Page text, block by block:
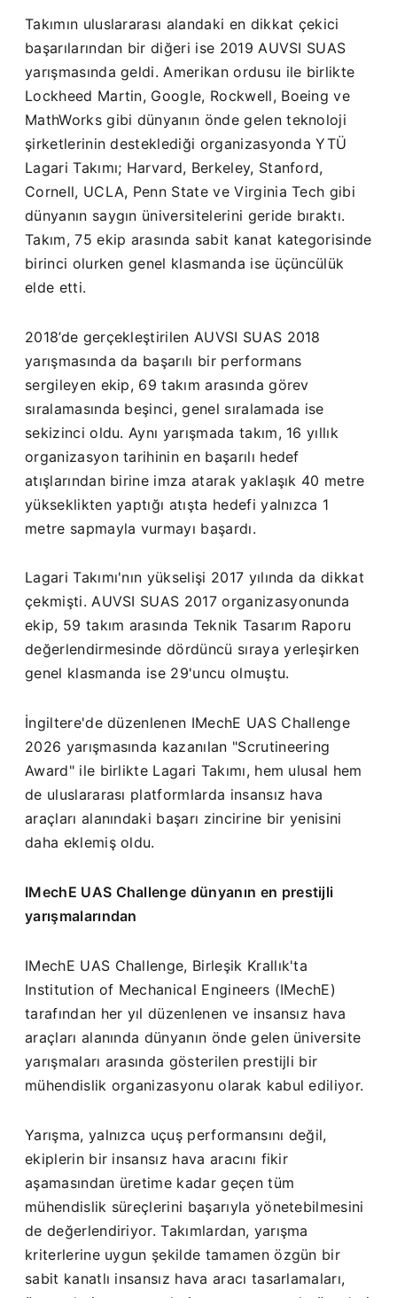
Takımın uluslararası alandaki en dikkat çekici
başarılarından bir diğeri ise 2019 AUVSI SUAS
yarışmasında geldi. Amerikan ordusu ile birlikte
Lockheed Martin, Google, Rockwell, Boeing ve
MathWorks gibi dünyanın önde gelen teknoloji
şirketlerinin desteklediği organizasyonda YTÜ
Lagari Takımı; Harvard, Berkeley, Stanford,
Cornell, UCLA, Penn State ve Virginia Tech gibi
dünyanın saygın üniversitelerini geride bıraktı.
Takım, 75 ekip arasında sabit kanat kategorisinde
birinci olurken genel klasmanda ise üçüncülük
elde etti.
2018’de gerçekleştirilen AUVSI SUAS 2018
yarışmasında da başarılı bir performans
sergileyen ekip, 69 takım arasında görev
sıralamasında beşinci, genel sıralamada ise
sekizinci oldu. Aynı yarışmada takım, 16 yıllık
organizasyon tarihinin en başarılı hedef
atışlarından birine imza atarak yaklaşık 40 metre
yükseklikten yaptığı atışta hedefi yalnızca 1
metre sapmayla vurmayı başardı.
Lagari Takımı'nın yükselişi 2017 yılında da dikkat
çekmişti. AUVSI SUAS 2017 organizasyonunda
ekip, 59 takım arasında Teknik Tasarım Raporu
değerlendirmesinde dördüncü sıraya yerleşirken
genel klasmanda ise 29'uncu olmuştu.
İngiltere'de düzenlenen IMechE UAS Challenge
2026 yarışmasında kazanılan "Scrutineering
Award" ile birlikte Lagari Takımı, hem ulusal hem
de uluslararası platformlarda insansız hava
araçları alanındaki başarı zincirine bir yenisini
daha eklemiş oldu.
IMechE UAS Challenge dünyanın en prestijli
yarışmalarından
IMechE UAS Challenge, Birleşik Krallık'ta
Institution of Mechanical Engineers (IMechE)
tarafından her yıl düzenlenen ve insansız hava
araçları alanında dünyanın önde gelen üniversite
yarışmaları arasında gösterilen prestijli bir
mühendislik organizasyonu olarak kabul ediliyor.
Yarışma, yalnızca uçuş performansını değil,
ekiplerin bir insansız hava aracını fikir
aşamasından üretime kadar geçen tüm
mühendislik süreçlerini başarıyla yönetebilmesini
de değerlendiriyor. Takımlardan, yarışma
kriterlerine uygun şekilde tamamen özgün bir
sabit kanatlı insansız hava aracı tasarlamaları,